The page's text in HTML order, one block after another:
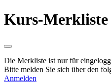
Kurs-Merkliste
Die Merkliste ist nur für
Bitte melden Sie sich über den
Anmelden